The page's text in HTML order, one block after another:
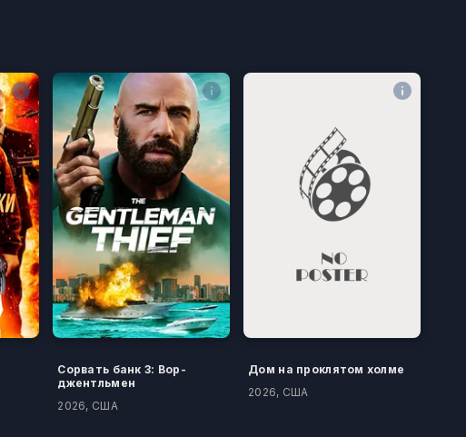
Сорвать банк 3: Вор-
джентльмен
2026, США
Дом на проклятом холме
2026, США